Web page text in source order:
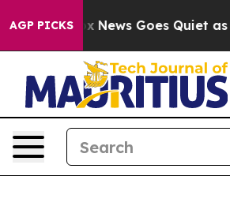
AGP PICKS
Fox News Goes Quiet as